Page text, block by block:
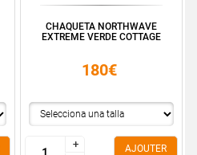
CHAQUETA NORTHWAVE
EXTREME VERDE COTTAGE
180€
+
+
AJOUTER